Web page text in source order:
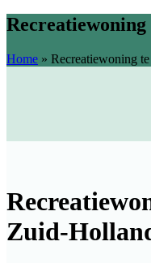
Home » Recreatiewoning
Zuid-